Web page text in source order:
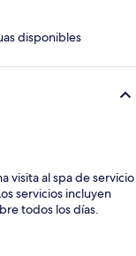
disponibles
visita al spa de servicio
servicios incluyen
todos los días.